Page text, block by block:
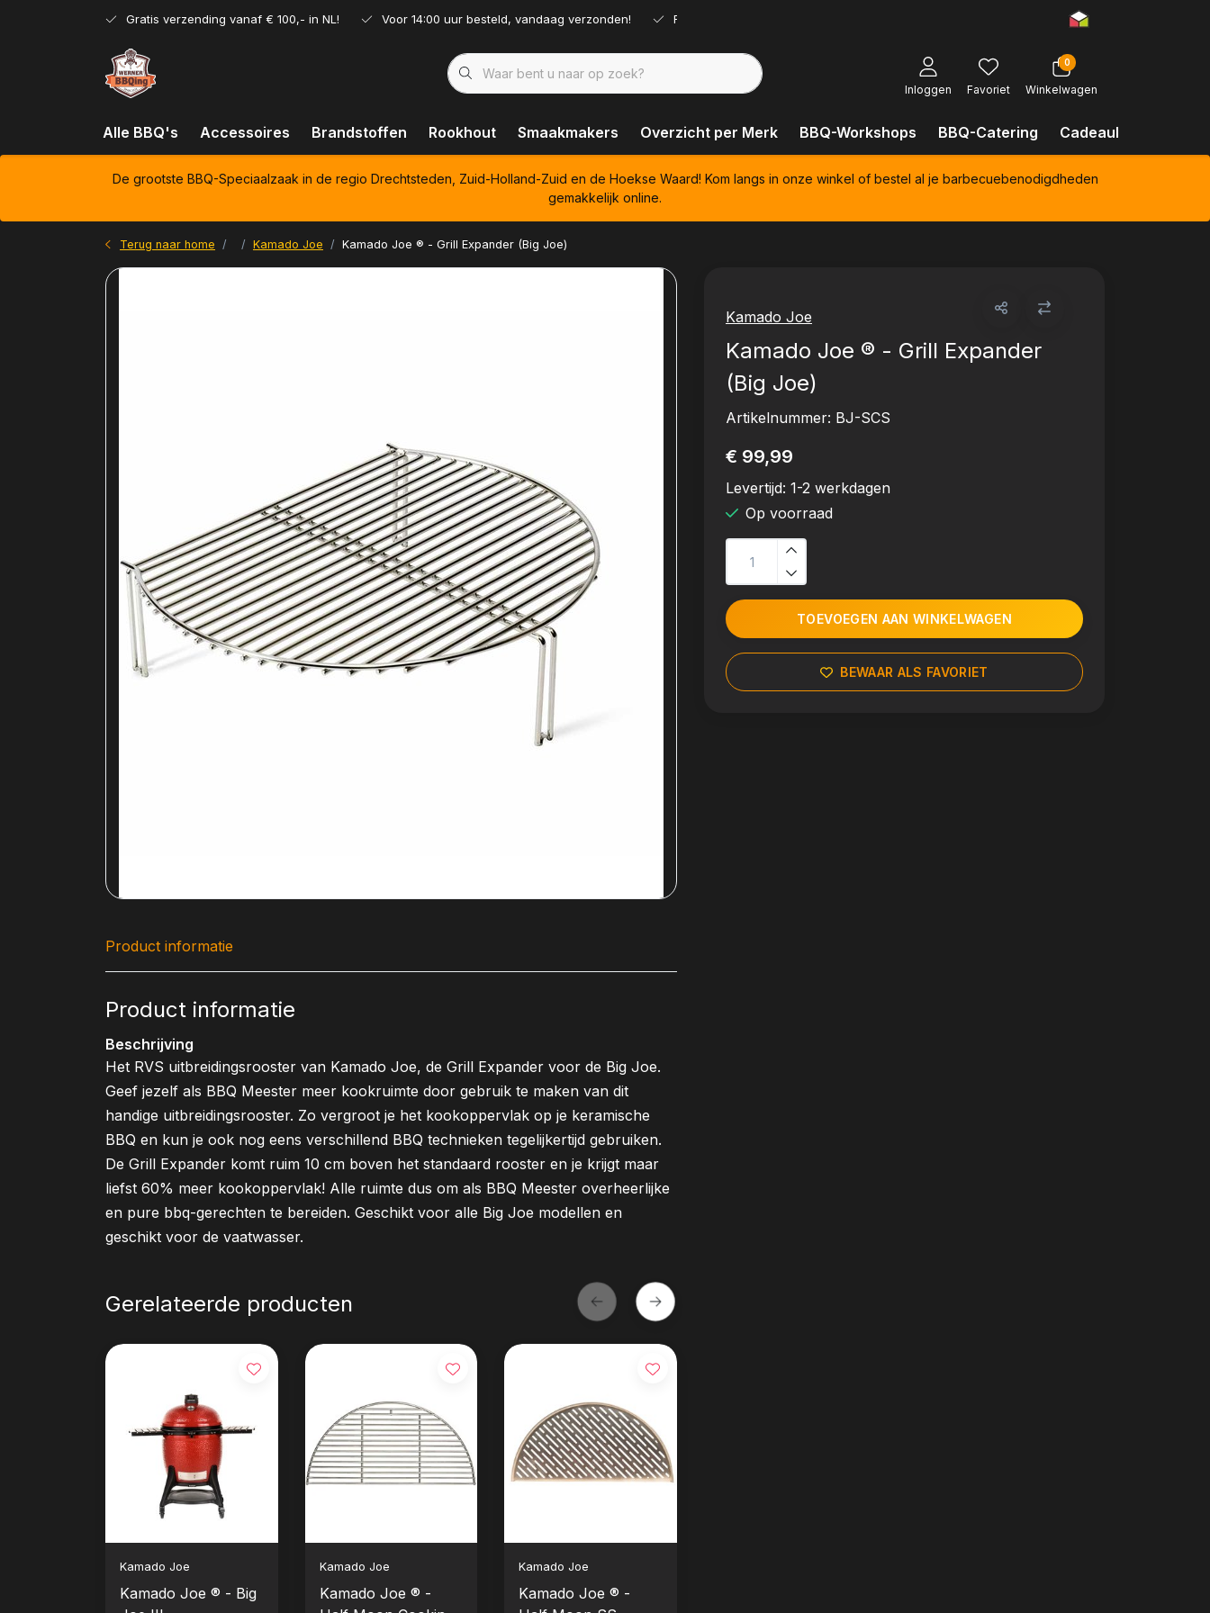
Gratis verzending vanaf € 100,- in NL! Voor 14:00 uur besteld, vandaag verzonden! Ruim assortiment!
Inloggen Favoriet
0
Winkelwagen
Alle BBQ's Accessoires Brandstoffen Rookhout Smaakmakers Overzicht per Merk BBQ-Workshops BBQ-Catering Cadeaubonnen
De grootste BBQ-Speciaalzaak in de regio Drechtsteden, Zuid-Holland-Zuid en de Hoekse Waard! Kom langs in onze winkel of bestel al je barbecuebenodigdheden
gemakkelijk online.
Terug naar home Kamado Joe Kamado Joe ® - Grill Expander (Big Joe)
Kamado Joe
Kamado Joe ® - Grill Expander
(Big Joe)
Artikelnummer: BJ-SCS
€ 99,99
Levertijd: 1-2 werkdagen
Op voorraad
TOEVOEGEN AAN WINKELWAGEN
BEWAAR ALS FAVORIET
Product informatie
Product informatie
Beschrijving
Het RVS uitbreidingsrooster van Kamado Joe, de Grill Expander voor de Big Joe.
Geef jezelf als BBQ Meester meer kookruimte door gebruik te maken van dit
handige uitbreidingsrooster. Zo vergroot je het kookoppervlak op je keramische
BBQ en kun je ook nog eens verschillend BBQ technieken tegelijkertijd gebruiken.
De Grill Expander komt ruim 10 cm boven het standaard rooster en je krijgt maar
liefst 60% meer kookoppervlak! Alle ruimte dus om als BBQ Meester overheerlijke
en pure bbq-gerechten te bereiden. Geschikt voor alle Big Joe modellen en
geschikt voor de vaatwasser.
Gerelateerde producten
Kamado Joe
Kamado Joe ® - Big
Kamado Joe
Kamado Joe ® -
Kamado Joe
Kamado Joe ® -